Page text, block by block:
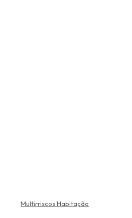
Multirriscos Habitação